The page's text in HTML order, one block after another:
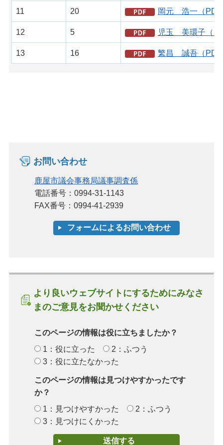
11 20 岡元 浩一（PDF
12 5 児玉 美環子（
13 16 繁昌 誠吾（PDF
お問い合わせ
鹿屋市議会事務局議事調査係
電話番号：0994-31-1143
FAX番号：0994-41-2939
より良いウェブサイトにするためにみなさ
まのご意見をお聞かせください
このページの情報は役に立ちましたか？
1：役に立った
2：ふつう
3：役に立たなかった
このページの情報は見つけやすかったです
か？
1：見つけやすかった
2：ふつう
3：見つけにくかった